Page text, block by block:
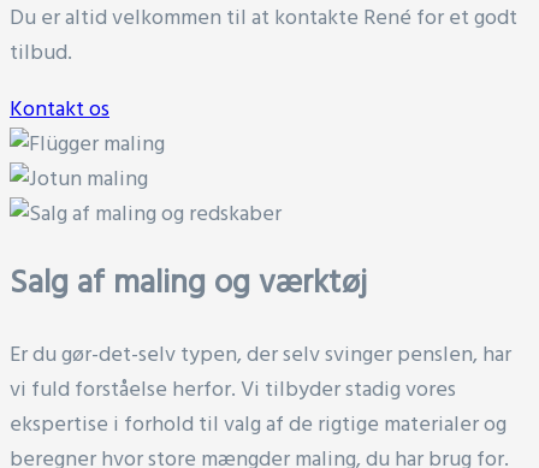
Du er altid velkommen til at kontakte René for et godt
tilbud.
Kontakt os
Salg af maling og værktøj
Er du gør-det-selv typen, der selv svinger penslen, har
vi fuld forståelse herfor. Vi tilbyder stadig vores
ekspertise i forhold til valg af de rigtige materialer og
beregner hvor store mængder maling, du har brug for.